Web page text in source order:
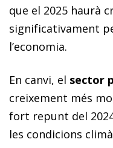
que el 2025 haurà
significativament
l’economia.
En canvi, el sector
creixement més
fort repunt del
les condicions